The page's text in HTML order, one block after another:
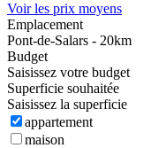
Voir les prix moyens
Emplacement
Pont-de-Salars - 20km
Budget
Saisissez votre budget
Superficie souhaitée
Saisissez la superficie
appartement
maison